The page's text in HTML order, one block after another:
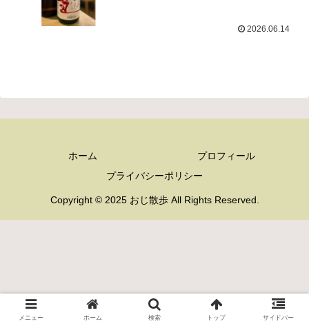
2026.06.14
ホーム
プロフィール
プライバシーポリシー
Copyright © 2025 おじ散歩 All Rights Reserved.
メニュー ホーム 検索 トップ サイドバー